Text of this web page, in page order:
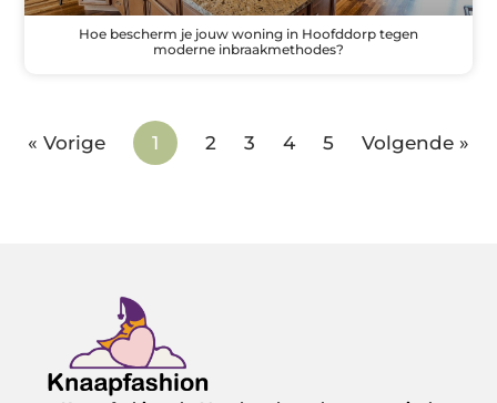
Hoe bescherm je jouw woning in Hoofddorp tegen
moderne inbraakmethodes?
« Vorige 1 2 3 4 5 Volgende »